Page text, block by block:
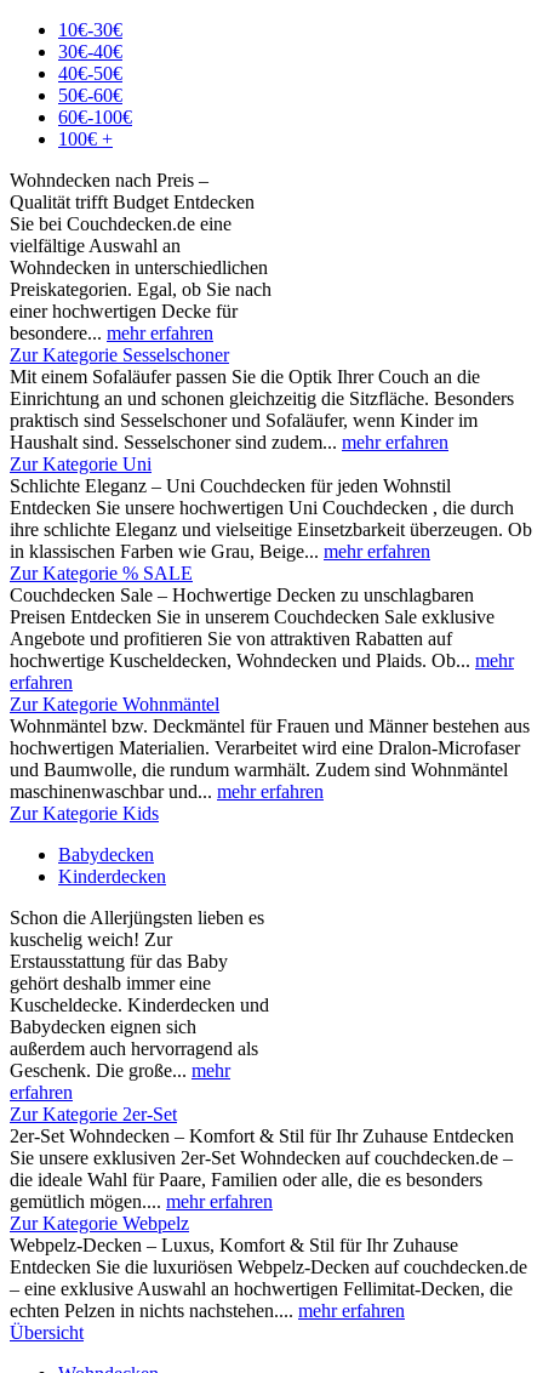
10€-30€
30€-40€
40€-50€
50€-60€
60€-100€
100€ +
Wohndecken nach Preis –
Qualität trifft Budget Entdecken
Sie bei Couchdecken.de eine
vielfältige Auswahl an
Wohndecken in unterschiedlichen
Preiskategorien. Egal, ob Sie nach
einer hochwertigen Decke für
besondere... mehr erfahren
Zur Kategorie Sesselschoner
Mit einem Sofaläufer passen Sie die Optik Ihrer Couch an die
Einrichtung an und schonen gleichzeitig die Sitzfläche. Besonders
praktisch sind Sesselschoner und Sofaläufer, wenn Kinder im
Haushalt sind. Sesselschoner sind zudem... mehr erfahren
Zur Kategorie Uni
Schlichte Eleganz – Uni Couchdecken für jeden Wohnstil
Entdecken Sie unsere hochwertigen Uni Couchdecken , die durch
ihre schlichte Eleganz und vielseitige Einsetzbarkeit überzeugen. Ob
in klassischen Farben wie Grau, Beige... mehr erfahren
Zur Kategorie % SALE
Couchdecken Sale – Hochwertige Decken zu unschlagbaren
Preisen Entdecken Sie in unserem Couchdecken Sale exklusive
Angebote und profitieren Sie von attraktiven Rabatten auf
hochwertige Kuscheldecken, Wohndecken und Plaids. Ob... mehr
erfahren
Zur Kategorie Wohnmäntel
Wohnmäntel bzw. Deckmäntel für Frauen und Männer bestehen aus
hochwertigen Materialien. Verarbeitet wird eine Dralon-Microfaser
und Baumwolle, die rundum warmhält. Zudem sind Wohnmäntel
maschinenwaschbar und... mehr erfahren
Zur Kategorie Kids
Babydecken
Kinderdecken
Schon die Allerjüngsten lieben es
kuschelig weich! Zur
Erstausstattung für das Baby
gehört deshalb immer eine
Kuscheldecke. Kinderdecken und
Babydecken eignen sich
außerdem auch hervorragend als
Geschenk. Die große... mehr
erfahren
Zur Kategorie 2er-Set
2er-Set Wohndecken – Komfort & Stil für Ihr Zuhause Entdecken
Sie unsere exklusiven 2er-Set Wohndecken auf couchdecken.de –
die ideale Wahl für Paare, Familien oder alle, die es besonders
gemütlich mögen.... mehr erfahren
Zur Kategorie Webpelz
Webpelz-Decken – Luxus, Komfort & Stil für Ihr Zuhause
Entdecken Sie die luxuriösen Webpelz-Decken auf couchdecken.de
– eine exklusive Auswahl an hochwertigen Fellimitat-Decken, die
echten Pelzen in nichts nachstehen.... mehr erfahren
Übersicht